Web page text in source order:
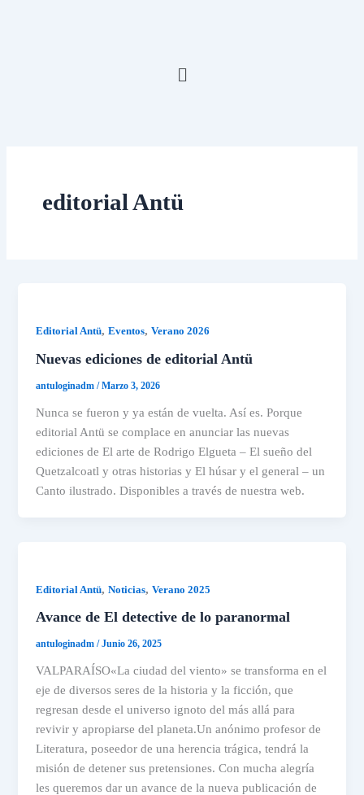
Menú
editorial Antü
Editorial Antü,Eventos,Verano 2026
Nuevas ediciones de editorial Antü
antuloginadm/Marzo 3, 2026
Nunca se fueron y ya están de vuelta. Así es. Porque
editorial Antü se complace en anunciar las nuevas
ediciones de El arte de Rodrigo Elgueta – El sueño del
Quetzalcoatl y otras historias y El húsar y el general – un
Canto ilustrado. Disponibles a través de nuestra web.
Editorial Antü,Noticias,Verano 2025
Avance de El detective de lo paranormal
antuloginadm/Junio 26, 2025
VALPARAÍSO«La ciudad del viento» se transforma en el
eje de diversos seres de la historia y la ficción, que
regresan desde el universo ignoto del más allá para
revivir y apropiarse del planeta.Un anónimo profesor de
Literatura, poseedor de una herencia trágica, tendrá la
misión de detener sus pretensiones. Con mucha alegría
les queremos dar un avance de la nueva publicación de